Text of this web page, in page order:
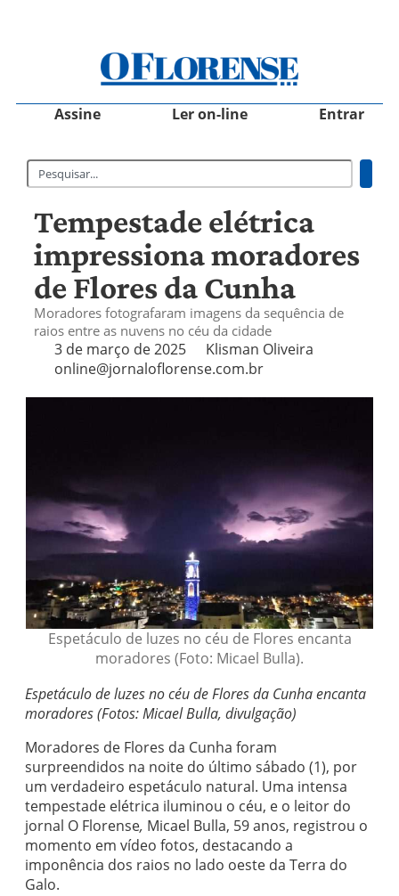
Assine Ler on-line Entrar
Tempestade elétrica
impressiona moradores
de Flores da Cunha
Moradores fotografaram imagens da sequência de
raios entre as nuvens no céu da cidade
3 de março de 2025
Klisman Oliveira
online@jornaloflorense.com.br
Espetáculo de luzes no céu de Flores encanta
moradores (Foto: Micael Bulla).
Espetáculo de luzes no céu de Flores da Cunha encanta
moradores (Fotos: Micael Bulla, divulgação)
Moradores de Flores da Cunha foram
surpreendidos na noite do último sábado (1), por
um verdadeiro espetáculo natural. Uma intensa
tempestade elétrica iluminou o céu, e o leitor do
jornal O Florense, Micael Bulla, 59 anos, registrou o
momento em vídeo fotos, destacando a
imponência dos raios no lado oeste da Terra do
Galo.